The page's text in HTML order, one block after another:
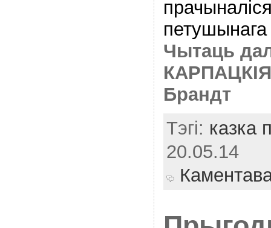
петушынага
Чытаць
Брандт
Тэгі: казка
20.05.14